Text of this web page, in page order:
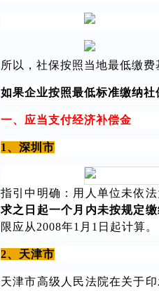
所以，社保按照当地最低缴费
如果企业按照最低标准缴纳
一、应当支付经济补偿金
1、深圳市
指引中明确：用人单位未依
求之日起一个月内未按规定
限应从2008年1月1日起计算。
2、天津市
天津市高级人民法院在关于